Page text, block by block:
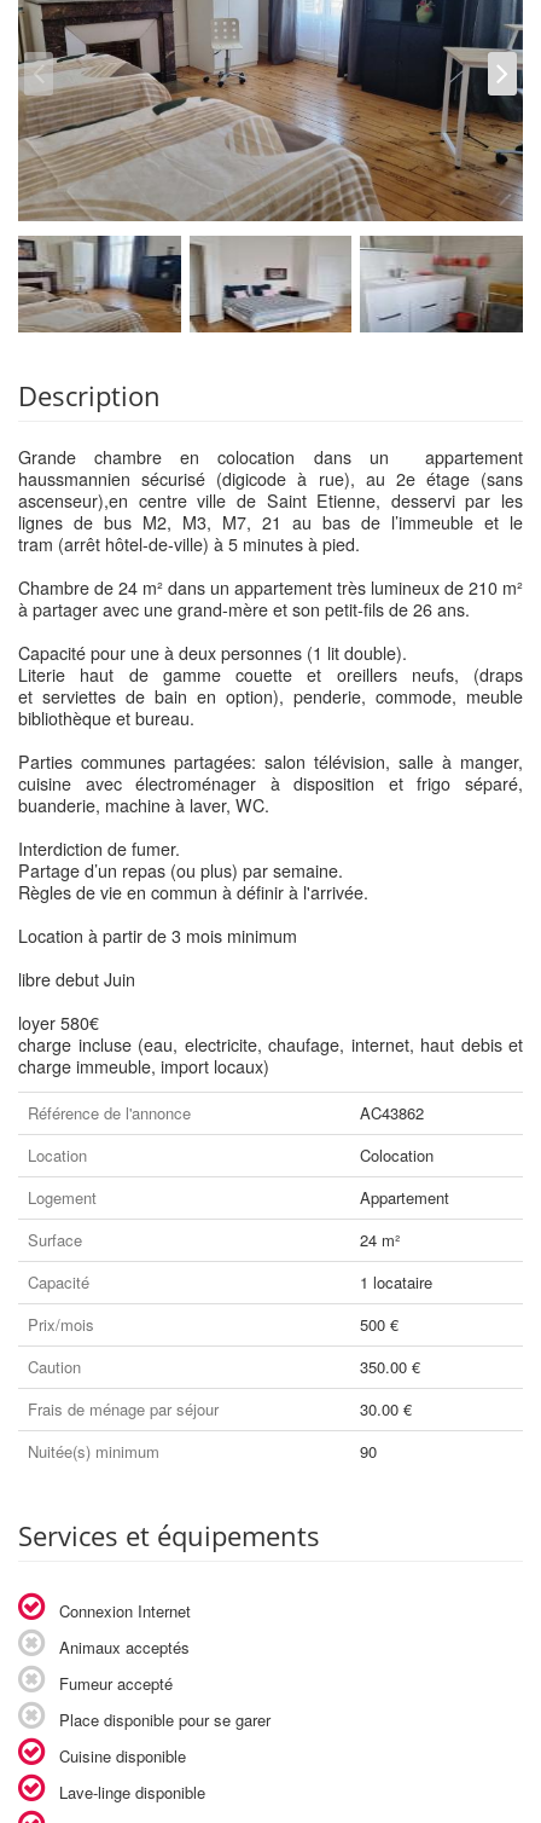
Description
Grande chambre en colocation dans un appartement
haussmannien sécurisé (digicode à rue), au 2e étage (sans
ascenseur),en centre ville de Saint Etienne, desservi par les
lignes de bus M2, M3, M7, 21 au bas de l’immeuble et le
tram (arrêt hôtel-de-ville) à 5 minutes à pied.
Chambre de 24 m² dans un appartement très lumineux de 210 m²
à partager avec une grand-mère et son petit-fils de 26 ans.
Capacité pour une à deux personnes (1 lit double).
Literie haut de gamme couette et oreillers neufs, (draps
et serviettes de bain en option), penderie, commode, meuble
bibliothèque et bureau.
Parties communes partagées: salon télévision, salle à manger,
cuisine avec électroménager à disposition et frigo séparé,
buanderie, machine à laver, WC.
Interdiction de fumer.
Partage d’un repas (ou plus) par semaine.
Règles de vie en commun à définir à l'arrivée.
Location à partir de 3 mois minimum
libre debut Juin
loyer 580€
charge incluse (eau, electricite, chaufage, internet, haut debis et
charge immeuble, import locaux)
Référence de l'annonce
AC43862
Location
Colocation
Logement
Appartement
Surface
24 m²
Capacité
1 locataire
Prix/mois
500 €
Caution
350.00 €
Frais de ménage par séjour
30.00 €
Nuitée(s) minimum
90
Services et équipements
Connexion Internet
Animaux acceptés
Fumeur accepté
Place disponible pour se garer
Cuisine disponible
Lave-linge disponible